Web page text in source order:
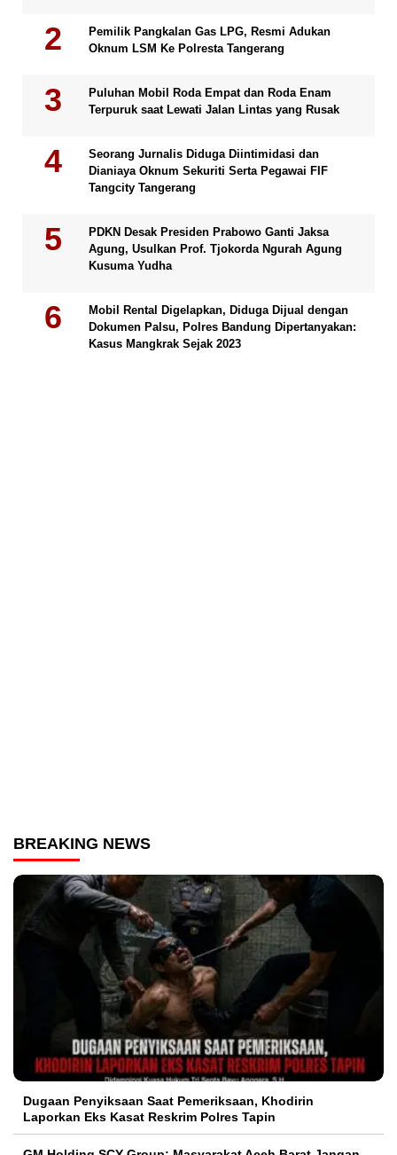
Pemilik Pangkalan Gas LPG, Resmi Adukan
Oknum LSM Ke Polresta Tangerang
Puluhan Mobil Roda Empat dan Roda Enam
Terpuruk saat Lewati Jalan Lintas yang Rusak
Seorang Jurnalis Diduga Diintimidasi dan
Dianiaya Oknum Sekuriti Serta Pegawai FIF
Tangcity Tangerang
PDKN Desak Presiden Prabowo Ganti Jaksa
Agung, Usulkan Prof. Tjokorda Ngurah Agung
Kusuma Yudha
Mobil Rental Digelapkan, Diduga Dijual dengan
Dokumen Palsu, Polres Bandung Dipertanyakan:
Kasus Mangkrak Sejak 2023
BREAKING NEWS
Dugaan Penyiksaan Saat Pemeriksaan, Khodirin
Laporkan Eks Kasat Reskrim Polres Tapin